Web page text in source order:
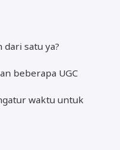
satu ya?
beberapa UGC
waktu untuk